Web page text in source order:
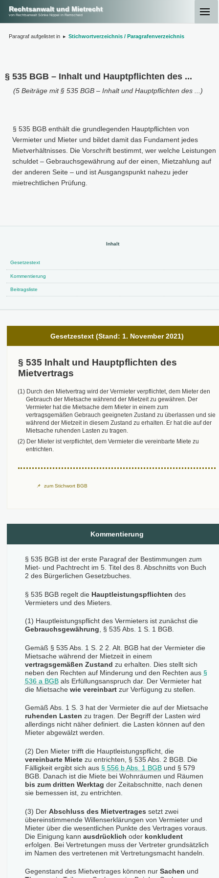
Rechtsanwalt und Mietrecht
von Rechtsanwalt Sönke Nippel in Remscheid
Paragraf aufgelistet in ▸ Stichwortverzeichnis / Paragrafenverzeichnis
§ 535 BGB – Inhalt und Hauptpflichten des ...
(5 Beiträge mit § 535 BGB – Inhalt und Hauptpflichten des ...)
§ 535 BGB enthält die grundlegenden Hauptpflichten von
Vermieter und Mieter und bildet damit das Fundament jedes
Mietverhältnisses. Die Vorschrift bestimmt, wer welche Leistungen
schuldet – Gebrauchsgewährung auf der einen, Mietzahlung auf
der anderen Seite – und ist Ausgangspunkt nahezu jeder
mietrechtlichen Prüfung.
Gesetzestext
Kommentierung
Beitragsliste
Gesetzestext (Stand: 1. November 2021)
§ 535 Inhalt und Hauptpflichten des
Mietvertrags
(1) Durch den Mietvertrag wird der Vermieter verpflichtet, dem Mieter den
Gebrauch der Mietsache während der Mietzeit zu gewähren. Der
Vermieter hat die Mietsache dem Mieter in einem zum
vertragsgemäßen Gebrauch geeigneten Zustand zu überlassen und sie
während der Mietzeit in diesem Zustand zu erhalten. Er hat die auf der
Mietsache ruhenden Lasten zu tragen.
(2) Der Mieter ist verpflichtet, dem Vermieter die vereinbarte Miete zu
entrichten.
zum Stichwort BGB
Kommentierung
§ 535 BGB ist der erste Paragraf der Bestimmungen zum
Miet- und Pachtrecht im 5. Titel des 8. Abschnitts von Buch
2 des Bürgerlichen Gesetzbuches.
§ 535 BGB regelt die Hauptleistungspflichten des
Vermieters und des Mieters.
(1) Hauptleistungspflicht des Vermieters ist zunächst die
Gebrauchsgewährung, § 535 Abs. 1 S. 1 BGB.
Gemäß § 535 Abs. 1 S. 2 2. Alt. BGB hat der Vermieter die
Mietsache während der Mietzeit in einem
vertragsgemäßen Zustand zu erhalten. Dies stellt sich
neben den Rechten auf Minderung und den Rechten aus §
536 a BGBals Erfüllungsanspruch dar. Der Vermieter hat
die Mietsache wie vereinbartzur Verfügung zu stellen.
Gemäß Abs. 1 S. 3 hat der Vermieter die auf der Mietsache
ruhenden Lasten zu tragen. Der Begriff der Lasten wird
allerdings nicht näher definiert. die Lasten können auf den
Mieter abgewälzt werden.
(2) Den Mieter trifft die Hauptleistungspflicht, die
vereinbarte Mietezu entrichten, § 535 Abs. 2 BGB. Die
Fälligkeit ergibt sich aus § 556 b Abs. 1 BGBund § 579
BGB. Danach ist die Miete bei Wohnräumen und Räumen
bis zum dritten Werktag der Zeitabschnitte, nach denen
sie bemessen ist, zu entrichten.
(3) Der Abschluss des Mietvertrages setzt zwei
übereinstimmende Willenserklärungen von Vermieter und
Mieter über die wesentlichen Punkte des Vertrages voraus.
Die Einigung kann ausdrücklich oder konkludent
erfolgen. Bei Vertretungen muss der Vertreter grundsätzlich
im Namen des vertretenen mit Vertretungsmacht handeln.
Gegenstand des Mietvertrages können nur Sachen und